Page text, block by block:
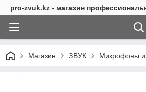
pro-zvuk.kz - магазин
Магазин ЗВУК Микрофоны и